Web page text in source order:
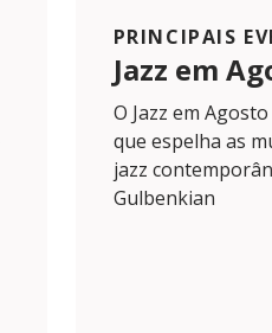
PRINCIPAIS
Jazz em
O Jazz em
que espelha as
jazz
Gulbenkian